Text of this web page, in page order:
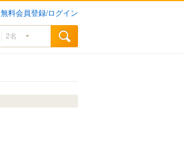
無料会員登録/ログイン